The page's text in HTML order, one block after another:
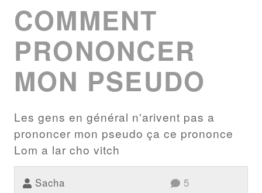
COMMENT
PRONONCER
MON PSEUDO
Les gens en général n'arivent pas a
prononcer mon pseudo ça ce prononce
Lom a lar cho vitch
Sacha
5